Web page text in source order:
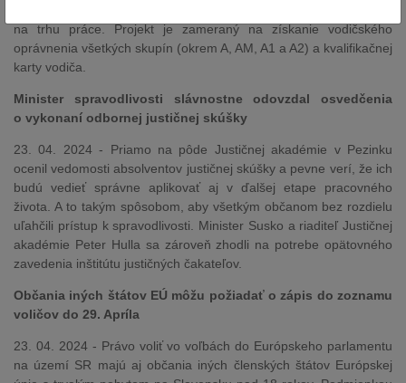
na trhu práce. Projekt je zameraný na získanie vodičského
oprávnenia všetkých skupín (okrem A, AM, A1 a A2) a kvalifikačnej
karty vodiča.
Minister spravodlivosti slávnostne odovzdal osvedčenia
o vykonaní odbornej justičnej skúšky
23. 04. 2024 - Priamo na pôde Justičnej akadémie v Pezinku
ocenil vedomosti absolventov justičnej skúšky a pevne verí, že ich
budú vedieť správne aplikovať aj v ďalšej etape pracovného
života. A to takým spôsobom, aby všetkým občanom bez rozdielu
uľahčili prístup k spravodlivosti. Minister Susko a riaditeľ Justičnej
akadémie Peter Hulla sa zároveň zhodli na potrebe opätovného
zavedenia inštitútu justičných čakateľov.
Občania iných štátov EÚ môžu požiadať o zápis do zoznamu
voličov do 29. Apríla
23. 04. 2024 - Právo voliť vo voľbách do Európskeho parlamentu
na území SR majú aj občania iných členských štátov Európskej